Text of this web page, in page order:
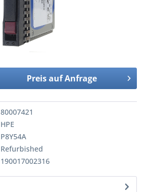
Preis auf Anfrage
80007421
HPE
P8Y54A
Refurbished
190017002316